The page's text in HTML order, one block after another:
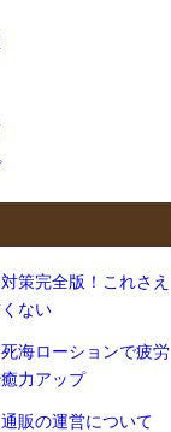
策完全版！これさえ
ない
海ローションで疲労
力アップ
販の運営について